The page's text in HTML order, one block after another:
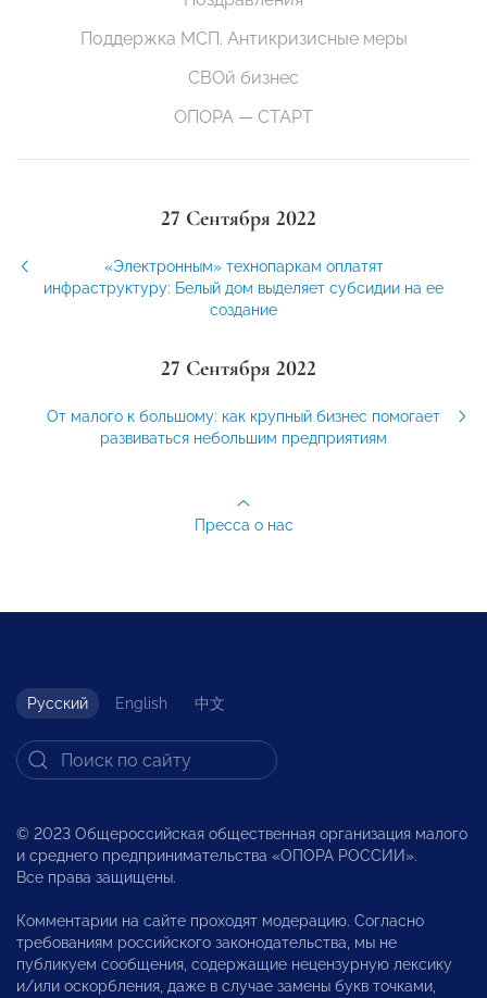
Поддержка МСП. Антикризисные меры
СВОй бизнес
ОПОРА — СТАРТ
27 Сентября 2022
«Электронным» технопаркам оплатят
инфраструктуру: Белый дом выделяет субсидии на ее
создание
27 Сентября 2022
От малого к большому: как крупный бизнес помогает
развиваться небольшим предприятиям
Пресса о нас
Русский English 中文
© 2023 Общероссийская общественная организация малого
и среднего предпринимательства «ОПОРА РОССИИ».
Все права защищены.
Комментарии на сайте проходят модерацию. Согласно
требованиям российского законодательства, мы не
публикуем сообщения, содержащие нецензурную лексику
и/или оскорбления, даже в случае замены букв точками,